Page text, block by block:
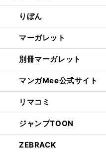
りぼん
マーガレット
別冊マーガレット
マンガMee公式サイト
リマコミ
ジャンプTOON
ZEBRACK